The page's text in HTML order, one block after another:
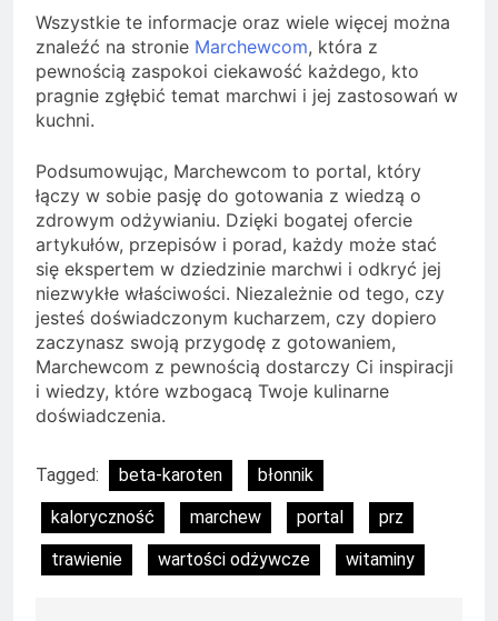
Wszystkie te informacje oraz wiele więcej można
znaleźć na stronie Marchewcom, która z
pewnością zaspokoi ciekawość każdego, kto
pragnie zgłębić temat marchwi i jej zastosowań w
kuchni.
Podsumowując, Marchewcom to portal, który
łączy w sobie pasję do gotowania z wiedzą o
zdrowym odżywianiu. Dzięki bogatej ofercie
artykułów, przepisów i porad, każdy może stać
się ekspertem w dziedzinie marchwi i odkryć jej
niezwykłe właściwości. Niezależnie od tego, czy
jesteś doświadczonym kucharzem, czy dopiero
zaczynasz swoją przygodę z gotowaniem,
Marchewcom z pewnością dostarczy Ci inspiracji
i wiedzy, które wzbogacą Twoje kulinarne
doświadczenia.
Tagged: beta-karoten
błonnik
kaloryczność
marchew portal
prz
trawienie
wartości odżywcze witaminy